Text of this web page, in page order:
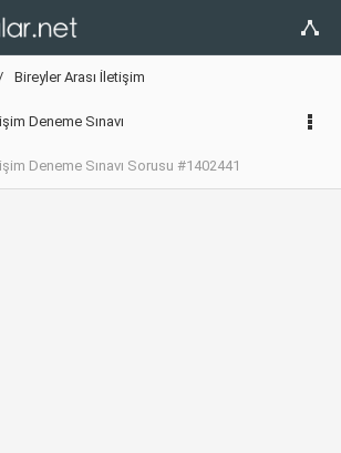
Bireyler Arası İletişim
Deneme Sınavı
Deneme Sınavı Sorusu #1402441